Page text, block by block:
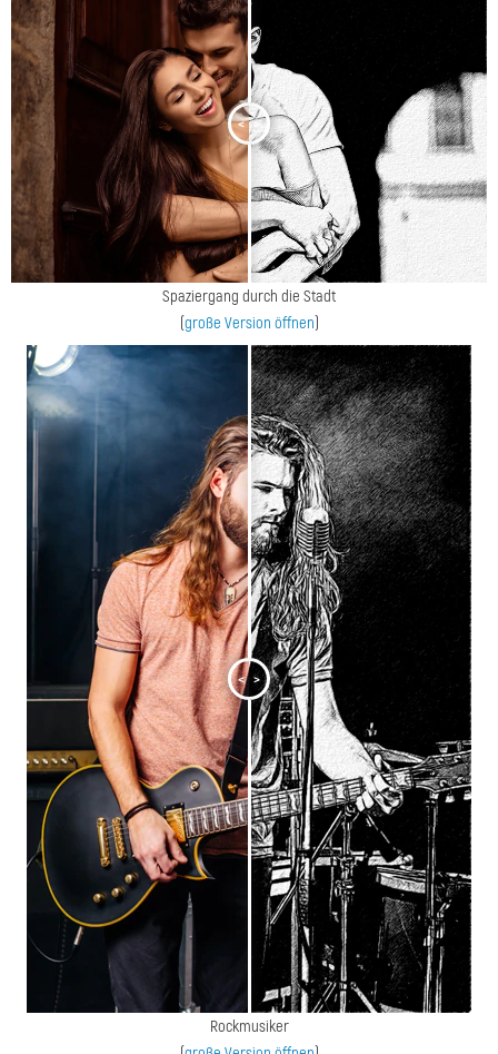
< >
Spaziergang durch die Stadt
(große Version öffnen)
< >
Rockmusiker